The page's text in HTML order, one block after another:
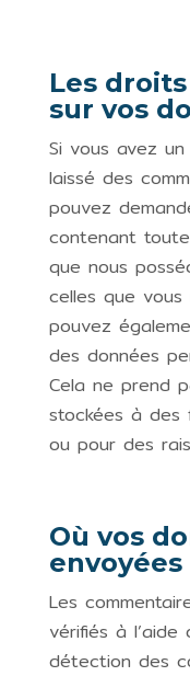
Les
sur vos
Si vous avez
laissé des
pouvez
contenant
que nous
celles que vous
pouvez
des données
Cela ne prend
stockées à des
ou pour des
Où vos
envoyées
Les
vérifiés à l’aide
détection des